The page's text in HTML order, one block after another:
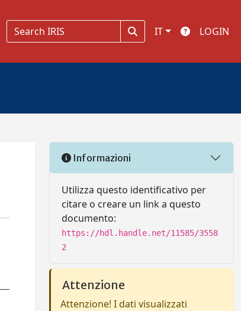
IT LOGIN
Informazioni
Utilizza questo identificativo per
citare o creare un link a questo
documento:
https://hdl.handle.net/11585/3558
2
Attenzione
Attenzione! I dati visualizzati